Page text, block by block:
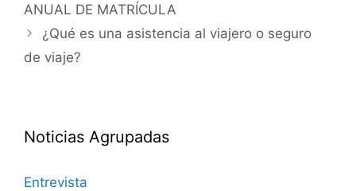
ANUAL DE MATRÍCULA
¿Qué es una asistencia al viajero o seguro
de viaje?
Noticias Agrupadas
Entrevista